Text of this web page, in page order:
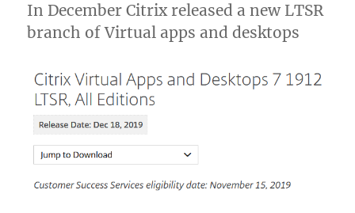
In December Citrix released a new LTSR
branch of Virtual apps and desktops